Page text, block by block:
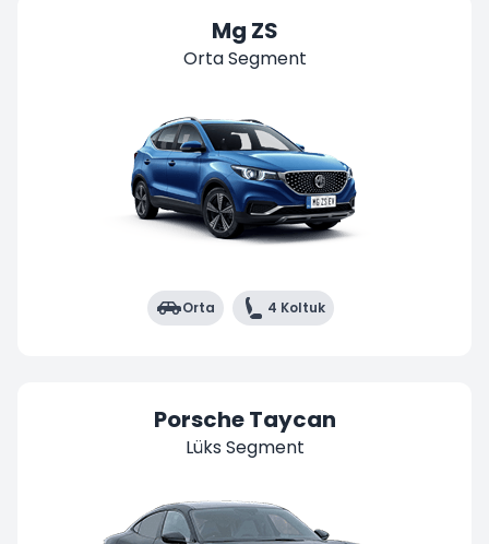
Mg ZS
Orta Segment
Orta 4 Koltuk
Porsche Taycan
Lüks Segment